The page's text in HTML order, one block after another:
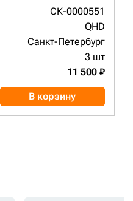
СК-0000551
QHD
Санкт-Петербург
3 шт
11 500 ₽
В корзину